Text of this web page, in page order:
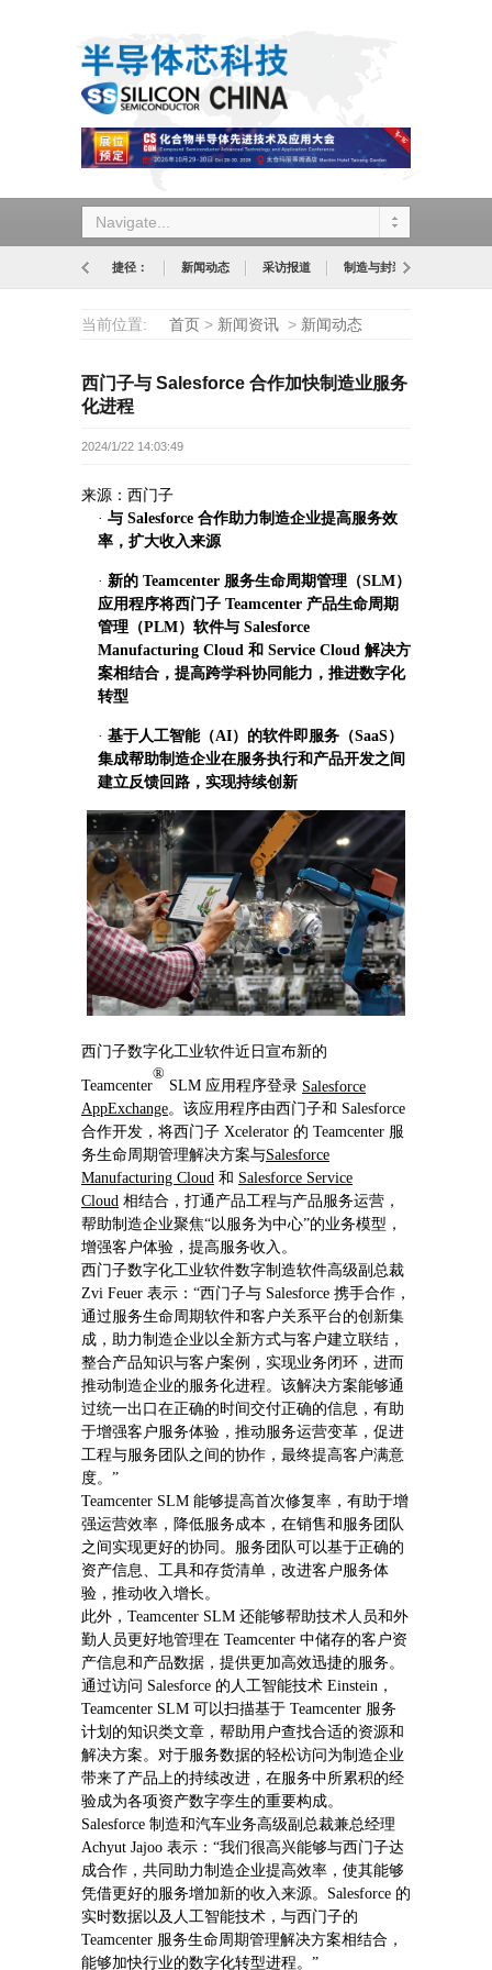
Navigate...
捷径： 新闻动态 采访报道 制造与封装
当前位置: 首页 > 新闻资讯 > 新闻动态
西门子与 Salesforce 合作加快制造业服务
化进程
2024/1/22 14:03:49
来源：西门子
· 与 Salesforce 合作助力制造企业提高服务效
率，扩大收入来源
· 新的 Teamcenter 服务生命周期管理（SLM）
应用程序将西门子 Teamcenter 产品生命周期
管理（PLM）软件与 Salesforce
Manufacturing Cloud 和 Service Cloud 解决方
案相结合，提高跨学科协同能力，推进数字化
转型
· 基于人工智能（AI）的软件即服务（SaaS）
集成帮助制造企业在服务执行和产品开发之间
建立反馈回路，实现持续创新
西门子数字化工业软件近日宣布新的
Teamcenter
®
SLM 应用程序登录 Salesforce
AppExchange。该应用程序由西门子和 Salesforce
合作开发，将西门子 Xcelerator 的 Teamcenter 服
务生命周期管理解决方案与Salesforce
Manufacturing Cloud 和 Salesforce Service
Cloud 相结合，打通产品工程与产品服务运营，
帮助制造企业聚焦“以服务为中心”的业务模型，
增强客户体验，提高服务收入。
西门子数字化工业软件数字制造软件高级副总裁
Zvi Feuer 表示：“西门子与 Salesforce 携手合作，
通过服务生命周期软件和客户关系平台的创新集
成，助力制造企业以全新方式与客户建立联结，
整合产品知识与客户案例，实现业务闭环，进而
推动制造企业的服务化进程。该解决方案能够通
过统一出口在正确的时间交付正确的信息，有助
于增强客户服务体验，推动服务运营变革，促进
工程与服务团队之间的协作，最终提高客户满意
度。”
Teamcenter SLM 能够提高首次修复率，有助于增
强运营效率，降低服务成本，在销售和服务团队
之间实现更好的协同。服务团队可以基于正确的
资产信息、工具和存货清单，改进客户服务体
验，推动收入增长。
此外，Teamcenter SLM 还能够帮助技术人员和外
勤人员更好地管理在 Teamcenter 中储存的客户资
产信息和产品数据，提供更加高效迅捷的服务。
通过访问 Salesforce 的 人工智能技术 Einstein，
Teamcenter SLM 可以扫描基于 Teamcenter 服务
计划的知识类文章，帮助用户查找合适的资源和
解决方案。对于服务数据的轻松访问为制造企业
带来了产品上的持续改进，在服务中所累积的经
验成为各项资产数字孪生的重要构成。
Salesforce 制造和汽车业务高级副总裁兼总经理
Achyut Jajoo 表示：“我们很高兴能够与西门子达
成合作，共同助力制造企业提高效率，使其能够
凭借更好的服务增加新的收入来源。 Salesforce 的
实时数据以及人工智能技术，与西门子的
Teamcenter 服务生命周期管理解决方案相结合，
能够加快行业的数字化转型进程。”